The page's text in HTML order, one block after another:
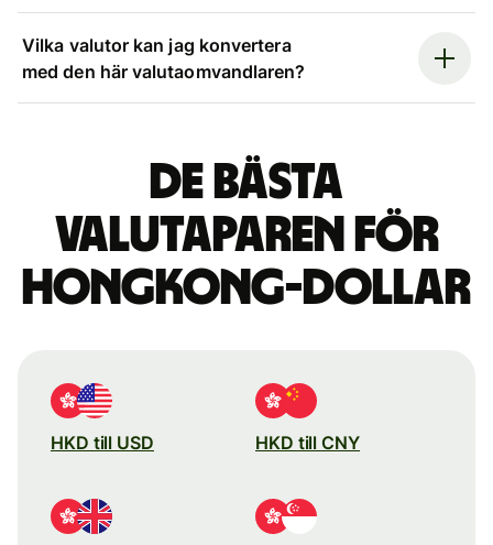
Vilka valutor kan jag konvertera
med den här valutaomvandlaren?
De bästa
valutaparen för
Hongkong-dollar
HKD till USD HKD till CNY